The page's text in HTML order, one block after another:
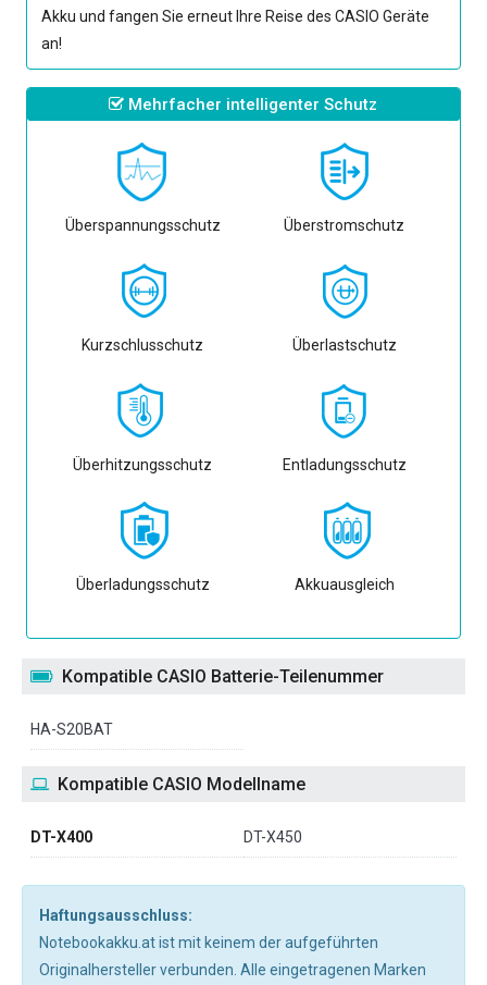
Akku und fangen Sie erneut Ihre Reise des CASIO Geräte
an!
Mehrfacher intelligenter Schutz
Überspannungsschutz Überstromschutz
Kurzschlusschutz Überlastschutz
Überhitzungsschutz Entladungsschutz
Überladungsschutz Akkuausgleich
Kompatible CASIO Batterie-Teilenummer
HA-S20BAT
Kompatible CASIO Modellname
DT-X400 DT-X450
Haftungsausschluss:
Notebookakku.at ist mit keinem der aufgeführten
Originalhersteller verbunden. Alle eingetragenen Marken